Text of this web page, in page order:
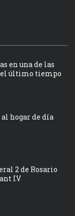
en una de las
último tiempo
hogar de día
2 de Rosario
IV